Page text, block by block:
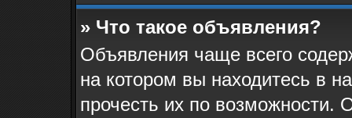
» Что такое объявления?
Объявления чаще всего
на котором вы находитесь в
прочесть их по возможности.